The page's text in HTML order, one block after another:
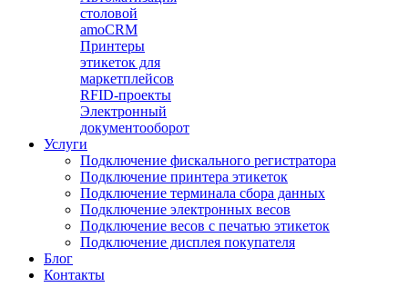
столовой
amoCRM
Принтеры
этикеток для
маркетплейсов
RFID-проекты
Электронный
документооборот
Услуги
Подключение фискального регистратора
Подключение принтера этикеток
Подключение терминала сбора данных
Подключение электронных весов
Подключение весов с печатью этикеток
Подключение дисплея покупателя
Блог
Контакты